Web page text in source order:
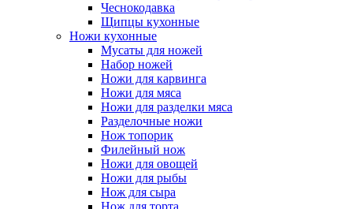
Чеснокодавка
Щипцы кухонные
Ножи кухонные
Мусаты для ножей
Набор ножей
Ножи для карвинга
Ножи для мяса
Ножи для разделки мяса
Разделочные ножи
Нож топорик
Филейный нож
Ножи для овощей
Ножи для рыбы
Нож для сыра
Нож для торта